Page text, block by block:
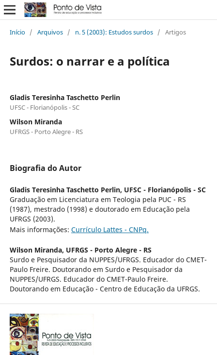
Início / Arquivos / n. 5 (2003): Estudos surdos / Artigos
Surdos: o narrar e a política
Gladis Teresinha Taschetto Perlin
UFSC - Florianópolis - SC
Wilson Miranda
UFRGS - Porto Alegre - RS
Biografia do Autor
Gladis Teresinha Taschetto Perlin, UFSC - Florianópolis - SC
Graduação em Licenciatura em Teologia pela PUC - RS
(1987), mestrado (1998) e doutorado em Educação pela
UFRGS (2003).
Mais informações: Currículo Lattes - CNPq.
Wilson Miranda, UFRGS - Porto Alegre - RS
Surdo e Pesquisador da NUPPES/UFRGS. Educador do CMET-
Paulo Freire. Doutorando em Surdo e Pesquisador da
NUPPES/UFRGS. Educador do CMET-Paulo Freire.
Doutorando em Educação - Centro de Educação da UFRGS.